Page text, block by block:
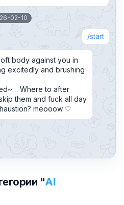
02-10
start
body against you in
excitedly and brushing
Where to after
them and fuck all day
meooow ♡
"AI